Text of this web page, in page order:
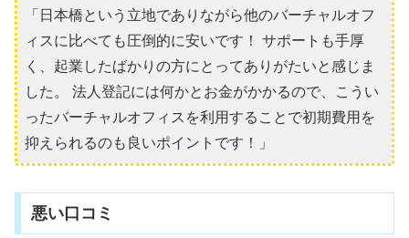
「日本橋という立地でありながら他のバーチャルオフ
ィスに比べても圧倒的に安いです！ サポートも手厚
く、起業したばかりの方にとってありがたいと感じま
した。 法人登記には何かとお金がかかるので、こうい
ったバーチャルオフィスを利用することで初期費用を
抑えられるのも良いポイントです！」
悪い口コミ